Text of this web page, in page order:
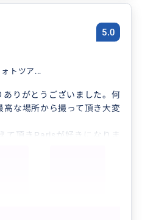
5.0
トツア...
ありがとうございました。何
な場所から撮って頂き大変
て頂きParisが好きになりま